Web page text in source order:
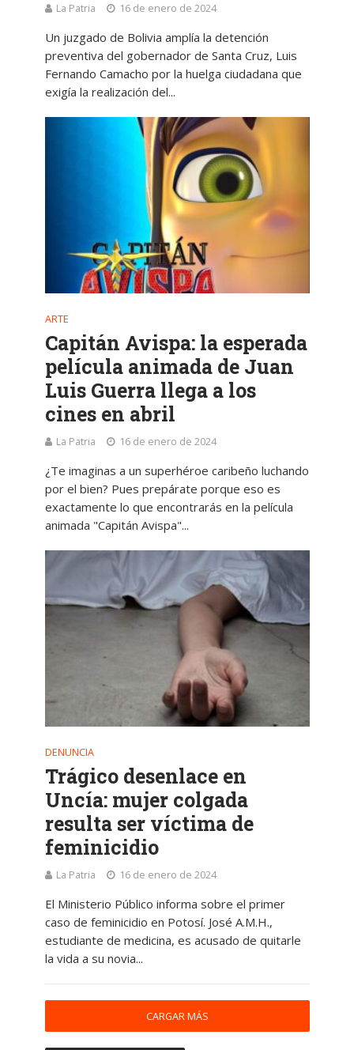
La Patria 16 de enero de 2024
Un juzgado de Bolivia amplía la detención
preventiva del gobernador de Santa Cruz, Luis
Fernando Camacho por la huelga ciudadana que
exigía la realización del...
ARTE
Capitán Avispa: la esperada
película animada de Juan
Luis Guerra llega a los
cines en abril
La Patria 16 de enero de 2024
¿Te imaginas a un superhéroe caribeño luchando
por el bien? Pues prepárate porque eso es
exactamente lo que encontrarás en la película
animada "Capitán Avispa"...
DENUNCIA
Trágico desenlace en
Uncía: mujer colgada
resulta ser víctima de
feminicidio
La Patria 16 de enero de 2024
El Ministerio Público informa sobre el primer
caso de feminicidio en Potosí. José A.M.H.,
estudiante de medicina, es acusado de quitarle
la vida a su novia...
CARGAR MÁS